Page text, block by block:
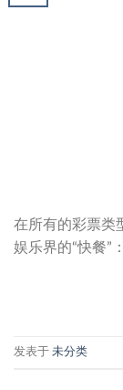
在所有的彩票类
娱乐界的“快餐”
发表于 未分类